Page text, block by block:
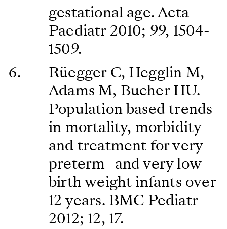
gestational age. Acta
Paediatr 2010; 99, 1504-
1509.
Rüegger C, Hegglin M,
Adams M, Bucher HU.
Population based trends
in mortality, morbidity
and treatment for very
preterm- and very low
birth weight infants over
12 years. BMC Pediatr
2012; 12, 17.